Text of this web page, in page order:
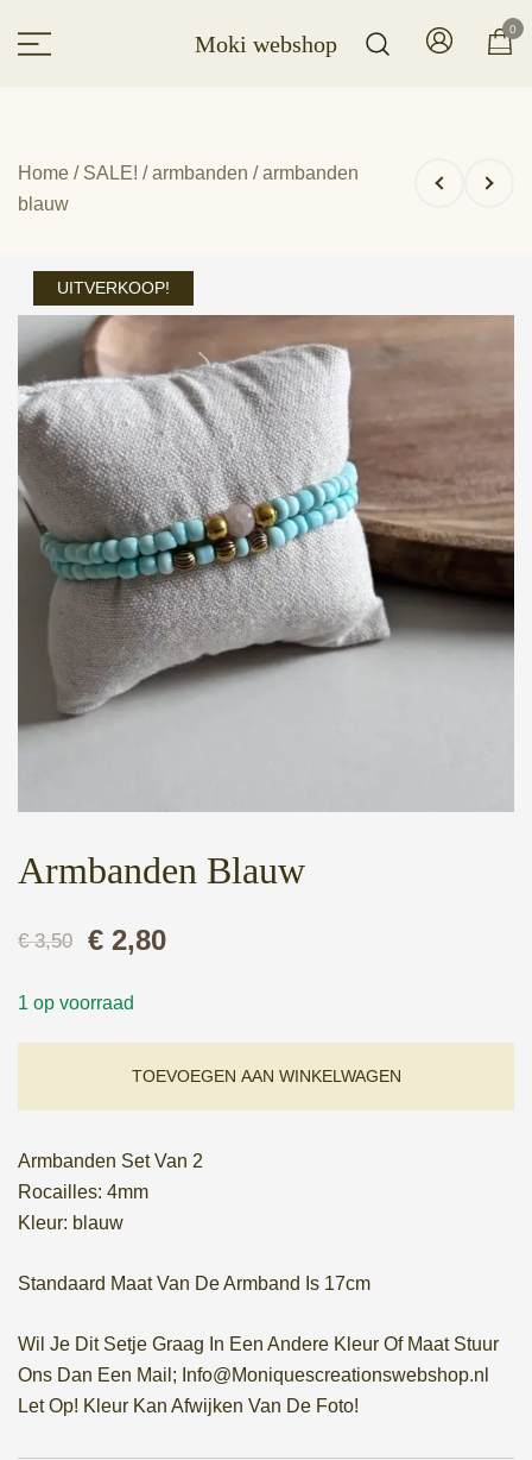
naar
Moki webshop
0
Home / SALE! /armbanden / armbanden
blauw
UITVERKOOP!
Armbanden Blauw
€3,50
Oorspronkelijke
€ 3,50.
€ 2,80Huidige
€ 2,80.
1 op voorraad
TOEVOEGEN AAN WINKELWAGEN
Armbanden Set Van 2
Rocailles: 4mm
Kleur: blauw
Standaard Maat Van De Armband Is 17cm
Wil Je Dit Setje Graag In Een Andere Kleur Of Maat Stuur
Ons Dan Een Mail; Info@Moniquescreationswebshop.nl
Let Op! Kleur Kan Afwijken Van De Foto!